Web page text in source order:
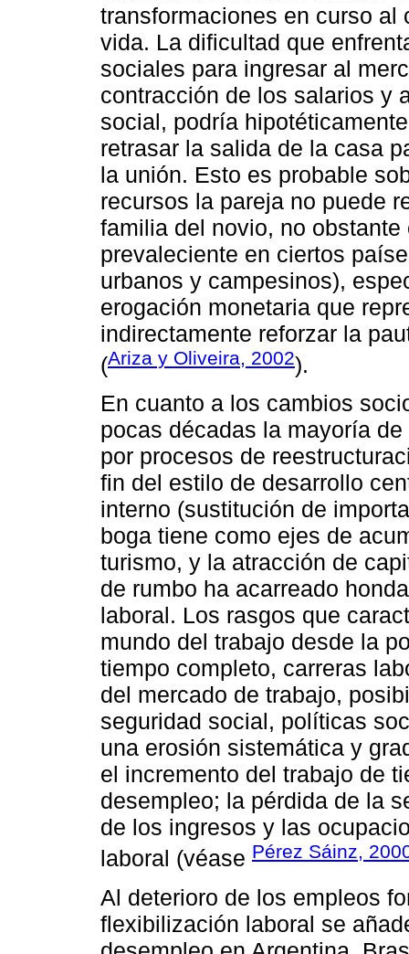
transformaciones en curso
vida. La dificultad que
sociales para ingresar al
contracción de los salarios y
social, podría
retrasar la salida de la casa
la unión. Esto es probable
recursos la pareja no puede
familia del novio, no
prevaleciente en ciertos
urbanos y campesinos),
erogación monetaria que
indirectamente reforzar la
(Ariza y Oliveira, 2002).
En cuanto a los cambios
pocas décadas la mayoría
por procesos de
fin del estilo de desarrollo
interno (sustitución de
boga tiene como ejes de
turismo, y la atracción de
de rumbo ha acarreado
laboral. Los rasgos que
mundo del trabajo desde la
tiempo completo, carreras
del mercado de trabajo,
seguridad social, políticas
una erosión sistemática y
el incremento del trabajo de
desempleo; la pérdida de la
de los ingresos y las
laboral (véase Pérez Sáinz,
Al deterioro de los empleos
flexibilización laboral se